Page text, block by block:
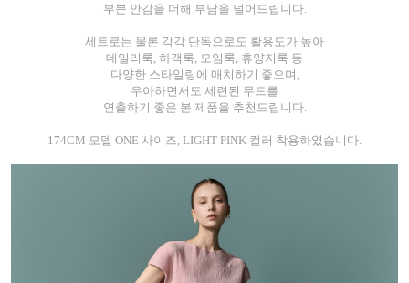
부분 안감을 더해 부담을 덜어드립니다.
세트로는 물론 각각 단독으로도 활용도가 높아
데일리룩, 하객룩, 모임룩, 휴양지룩 등
다양한 스타일링에 매치하기 좋으며,
우아하면서도 세련된 무드를
연출하기 좋은 본 제품을 추천드립니다.
174CM 모델 ONE 사이즈, LIGHT PINK 컬러 착용하였습니다.